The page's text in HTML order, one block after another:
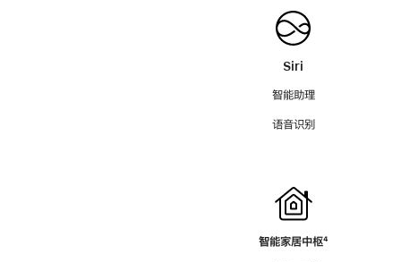
Siri
智能助理
语音识别
智能家居中枢脚
⁴